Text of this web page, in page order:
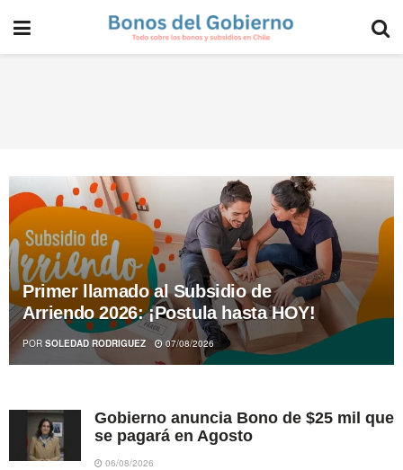
Primer llamado al Subsidio de
Arriendo 2026: ¡Postula hasta HOY!
POR SOLEDAD RODRIGUEZ 07/08/2026
Gobierno anuncia Bono de $25 mil que
se pagará en Agosto
06/08/2026